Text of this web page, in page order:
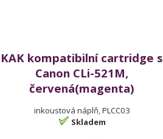
KAK kompatibilní cartridge s
Canon CLi-521M,
červená(magenta)
inkoustová náplň, PLCC03
Skladem